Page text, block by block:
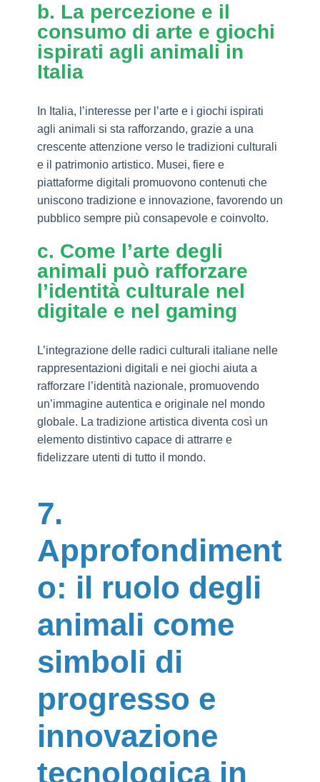
b. La percezione e il
consumo di arte e giochi
ispirati agli animali in
Italia
In Italia, l’interesse per l’arte e i giochi ispirati
agli animali si sta rafforzando, grazie a una
crescente attenzione verso le tradizioni culturali
e il patrimonio artistico. Musei, fiere e
piattaforme digitali promuovono contenuti che
uniscono tradizione e innovazione, favorendo un
pubblico sempre più consapevole e coinvolto.
c. Come l’arte degli
animali può rafforzare
l’identità culturale nel
digitale e nel gaming
L’integrazione delle radici culturali italiane nelle
rappresentazioni digitali e nei giochi aiuta a
rafforzare l’identità nazionale, promuovendo
un’immagine autentica e originale nel mondo
globale. La tradizione artistica diventa così un
elemento distintivo capace di attrarre e
fidelizzare utenti di tutto il mondo.
7.
Approfondiment
o: il ruolo degli
animali come
simboli di
progresso e
innovazione
tecnologica in